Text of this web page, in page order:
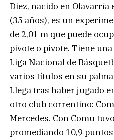
Diez, nacido en Olavarría
(35 años), es un
de 2,01 m que puede
pivote o pivote. Tiene
Liga Nacional de
varios títulos en su
Llega tras haber jugado
otro club correntino:
Mercedes. Con Comu
promediando 10,9